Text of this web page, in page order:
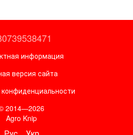
информация
версия сайта
2014—2026
Agro Knip